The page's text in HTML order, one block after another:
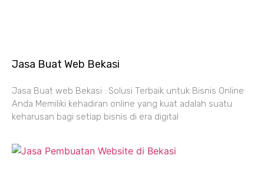
Jasa Buat Web Bekasi
Jasa Buat web Bekasi : Solusi Terbaik untuk Bisnis Online
Anda Memiliki kehadiran online yang kuat adalah suatu
keharusan bagi setiap bisnis di era digital